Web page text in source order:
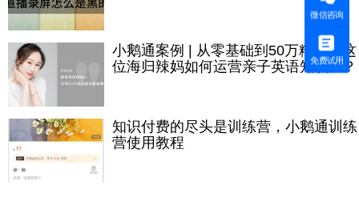
小鹅通案例 | 从零基础到50万粉丝，这
位海归辣妈如何运营亲子英语知识IP？
知识付费的尽头是训练营，小鹅通训练
营使用教程
微信咨询
免费试用